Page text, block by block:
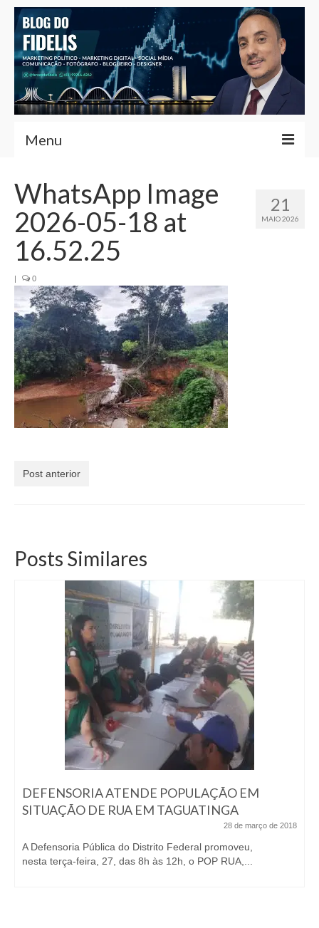
Menu
Fernando Fidelis
Café com Fidelis
Contato
Currículo
21
MAIO 2026
WhatsApp Image
2026-05-18 at
16.52.25
| 0
Post anterior
Posts Similares
DEFENSORIA ATENDE POPULAÇÃO EM
SITUAÇÃO DE RUA EM TAGUATINGA
28 de março de 2018
A Defensoria Pública do Distrito Federal promoveu,
nesta terça-feira, 27, das 8h às 12h, o POP RUA,...